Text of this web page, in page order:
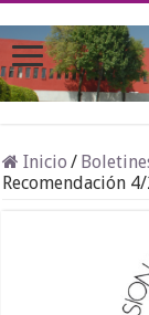
Inicio /
Recomendación